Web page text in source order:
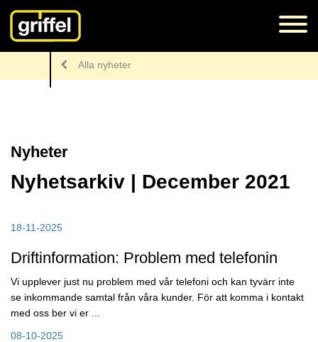
Nyheter
Alla nyheter
Nyhetsarkiv | December 2021
18-11-2025
Driftinformation: Problem med telefonin
Vi upplever just nu problem med vår telefoni och kan tyvärr inte
se inkommande samtal från våra kunder. För att komma i kontakt
med oss ber vi er ...
08-10-2025